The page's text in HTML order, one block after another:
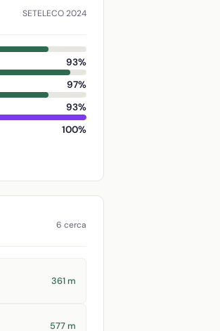
SETELECO 2024
93%
97%
93%
100%
6 cerca
361 m
577 m